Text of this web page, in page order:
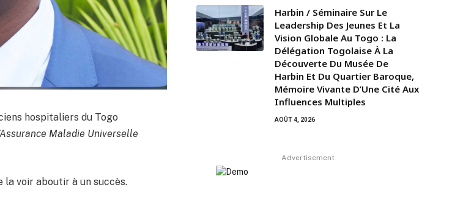
hospitaliers du Togo
Maladie Universelle
la voir aboutir à un succès.
Harbin / Séminaire Sur Le
Leadership Des Jeunes Et La
Vision Globale Au Togo : La
Délégation Togolaise À La
Découverte Du Musée De
Harbin Et Du Quartier Baroque,
Mémoire Vivante D’Une Cité Aux
Influences Multiples
AOÛT 4, 2026
Advertisement